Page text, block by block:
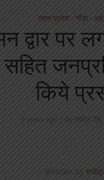
उत्तर प्रदेश • गोंडा • धर्म
द्वार पर
किये
3 years ago by राजेंद्र सिंह
Written by